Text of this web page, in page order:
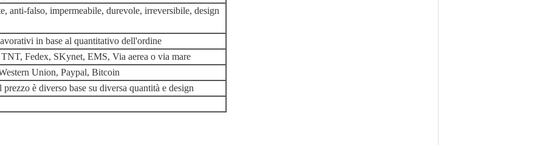
anti-falso, impermeabile, durevole, irreversibile, design
in base al quantitativo dell'ordine
Fedex, SKynet, EMS, Via aerea o via mare
Union, Paypal, Bitcoin
è diverso base su diversa quantità e design